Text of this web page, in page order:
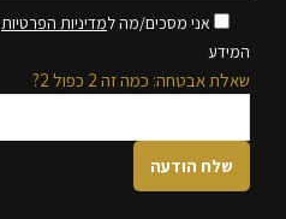
אני מסכים/מה למדיניות הפרטיות
המידע
שאלת אבטחה: כמה זה 2 כפול 2?